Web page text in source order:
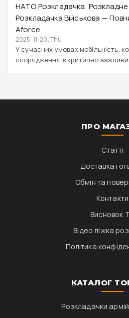
НАТО Розкладачка, Розкладне
Розкладачка Військова —
Aforce
2025-11-20, Thu
У сучасних умовах мобільність,
спорядження є критично
ПРО
Статті
Доставка і
Обмін та
Контакти
Висновок
Відео ліжка
Політика
КАТАЛОГ
Розкладачки